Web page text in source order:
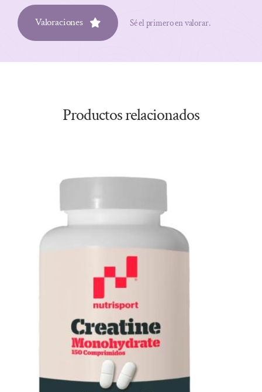
Valoraciones Sé el primero en valorar.
Productos relacionados